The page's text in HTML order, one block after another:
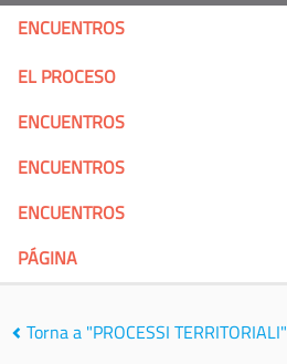
ENCUENTROS
EL PROCESO
ENCUENTROS
ENCUENTROS
ENCUENTROS
PÁGINA
Torna a "PROCESSI TERRITORIALI"